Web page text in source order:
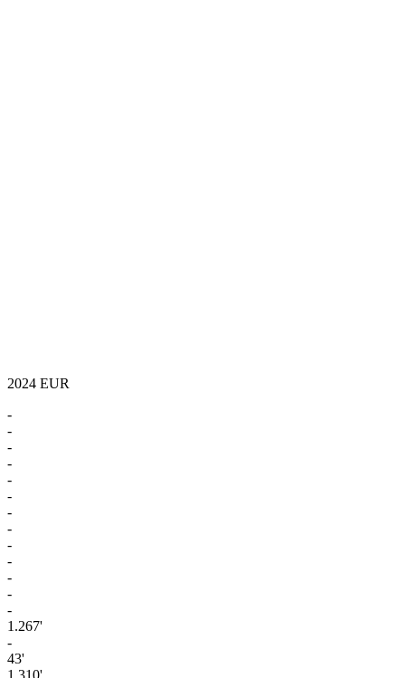
2024 EUR
-
-
-
-
-
-
-
-
-
-
-
-
-
1.267'
-
43'
1.310'